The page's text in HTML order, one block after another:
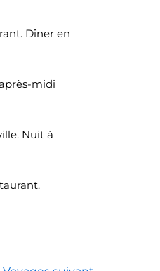
Dîner en
midi
Nuit à